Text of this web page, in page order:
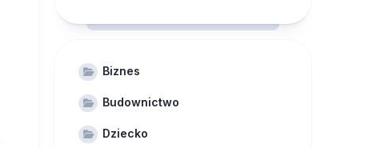
Biznes
Budownictwo
Dziecko